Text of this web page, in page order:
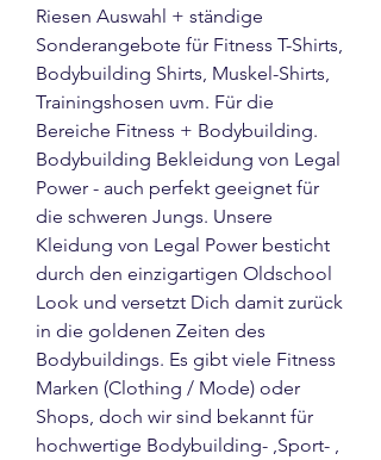
Riesen Auswahl + ständige
Sonderangebote für Fitness T-Shirts,
Bodybuilding Shirts, Muskel-Shirts,
Trainingshosen uvm. Für die
Bereiche Fitness + Bodybuilding.
Bodybuilding Bekleidung von Legal
Power - auch perfekt geeignet für
die schweren Jungs. Unsere
Kleidung von Legal Power besticht
durch den einzigartigen Oldschool
Look und versetzt Dich damit zurück
in die goldenen Zeiten des
Bodybuildings. Es gibt viele Fitness
Marken (Clothing / Mode) oder
Shops, doch wir sind bekannt für
hochwertige Bodybuilding- ,Sport- ,